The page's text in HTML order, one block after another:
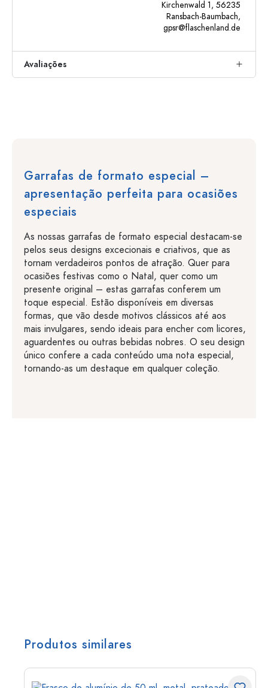
Kirchenwald 1, 56235
Ransbach-Baumbach,
gpsr@flaschenland.de
Avaliações
Garrafas de formato especial –
apresentação perfeita para ocasiões
especiais
As nossas garrafas de formato especial destacam-se
pelos seus designs excecionais e criativos, que as
tornam verdadeiros pontos de atração. Quer para
ocasiões festivas como o Natal, quer como um
presente original – estas garrafas conferem um
toque especial. Estão disponíveis em diversas
formas, que vão desde motivos clássicos até aos
mais invulgares, sendo ideais para encher com licores,
aguardentes ou outras bebidas nobres. O seu design
único confere a cada conteúdo uma nota especial,
tornando-as um destaque em qualquer coleção.
Produtos similares